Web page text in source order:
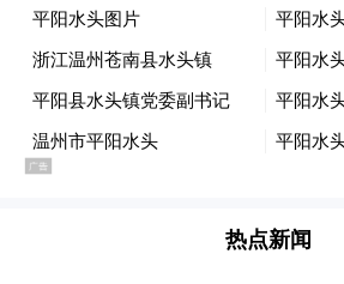
热点新闻